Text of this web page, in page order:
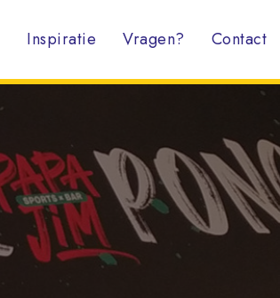
Inspiratie Vragen? Contact